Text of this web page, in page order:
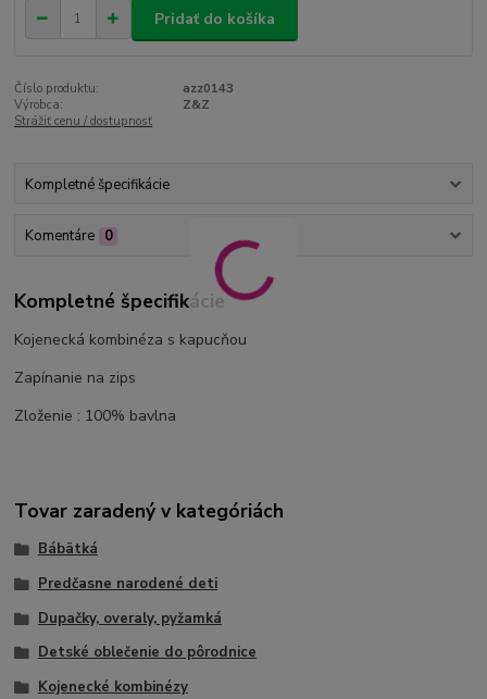
Pridať do košíka
Číslo produktu:
azz0143
Výrobca:
Z&Z
Strážiť cenu / dostupnosť
Kompletné špecifikácie
Komentáre 0
Kompletné špecifikácie
Kojenecká kombinéza s kapucňou
Zapínanie na zips
Zloženie : 100% bavlna
Tovar zaradený v kategóriách
Bábätká
Predčasne narodené deti
Dupačky, overaly, pyžamká
Detské oblečenie do pôrodnice
Kojenecké kombinézy